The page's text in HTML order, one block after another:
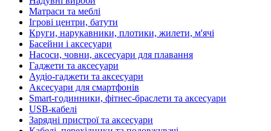
Матраси та меблі
Ігрові центри, батути
Круги, нарукавники, плотики, жилети, м'ячі
Басейни і аксесуари
Насоси, човни, аксесуари для плавання
Гаджети та аксесуари
Аудіо-гаджети та аксесуари
Аксесуари для смартфонів
Smart-годинники, фітнес-браслети та аксесуари
USB-кабелі
Зарядні пристрої та аксесуари